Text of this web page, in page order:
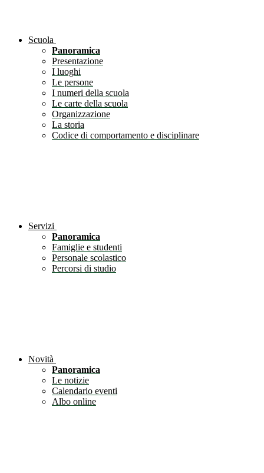
Scuola
Panoramica
Presentazione
I luoghi
Le persone
I numeri della scuola
Le carte della scuola
Organizzazione
La storia
Codice di comportamento e disciplinare
Servizi
Panoramica
Famiglie e studenti
Personale scolastico
Percorsi di studio
Novità
Panoramica
Le notizie
Calendario eventi
Albo online